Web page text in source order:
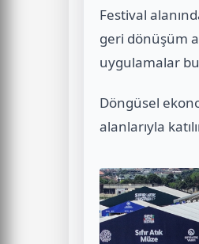
Festival
geri dönüşüm
uygulamalar
Döngüsel
alanlarıyla